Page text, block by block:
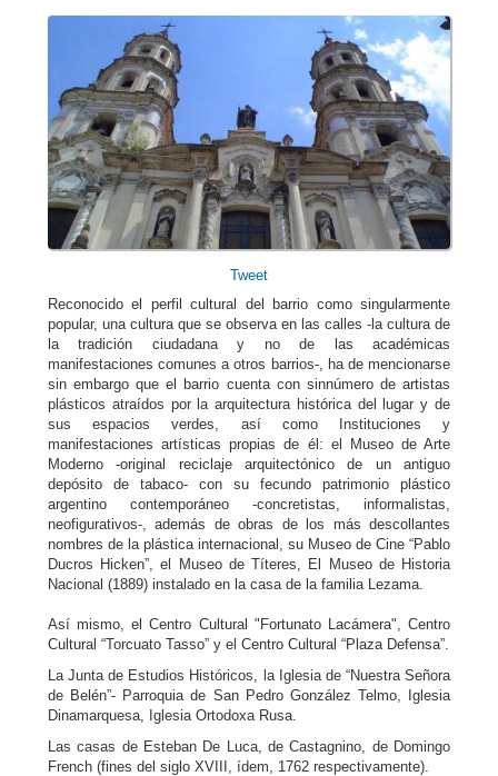
Tweet
Reconocido el perfil cultural del barrio como singularmente
popular, una cultura que se observa en las calles -la cultura de
la tradición ciudadana y no de las académicas
manifestaciones comunes a otros barrios-, ha de mencionarse
sin embargo que el barrio cuenta con sinnúmero de artistas
plásticos atraídos por la arquitectura histórica del lugar y de
sus espacios verdes, así como Instituciones y
manifestaciones artísticas propias de él: el Museo de Arte
Moderno -original reciclaje arquitectónico de un antiguo
depósito de tabaco- con su fecundo patrimonio plástico
argentino contemporáneo -concretistas, informalistas,
neofigurativos-, además de obras de los más descollantes
nombres de la plástica internacional, su Museo de Cine “Pablo
Ducros Hicken”, el Museo de Títeres, El Museo de Historia
Nacional (1889) instalado en la casa de la familia Lezama.
Así mismo, el Centro Cultural "Fortunato Lacámera", Centro
Cultural “Torcuato Tasso” y el Centro Cultural “Plaza Defensa”.
La Junta de Estudios Históricos, la Iglesia de “Nuestra Señora
de Belén”- Parroquia de San Pedro González Telmo, Iglesia
Dinamarquesa, Iglesia Ortodoxa Rusa.
Las casas de Esteban De Luca, de Castagnino, de Domingo
French (fines del siglo XVIII, ídem, 1762 respectivamente).